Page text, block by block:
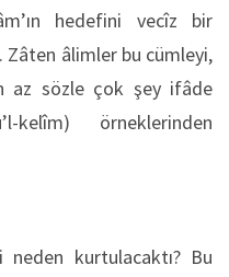
hedefini vecîz bir
Zâten âlimler bu cümleyi,
az sözle çok şey ifâde
kelîm) örneklerinden
kurtulacaktı? Bu